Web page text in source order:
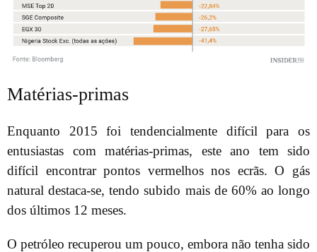
Matérias-primas
Enquanto 2015 foi tendencialmente difícil para os
entusiastas com matérias-primas, este ano tem sido
difícil encontrar pontos vermelhos nos ecrãs. O gás
natural destaca-se, tendo subido mais de 60% ao longo
dos últimos 12 meses.
O petróleo recuperou um pouco, embora não tenha sido